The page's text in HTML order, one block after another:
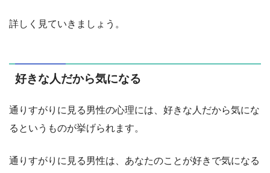
詳しく見ていきましょう。
好きな人だから気になる
通りすがりに見る男性の心理には、好きな人だから気にな
るというものが挙げられます。
通りすがりに見る男性は、あなたのことが好きで気になる